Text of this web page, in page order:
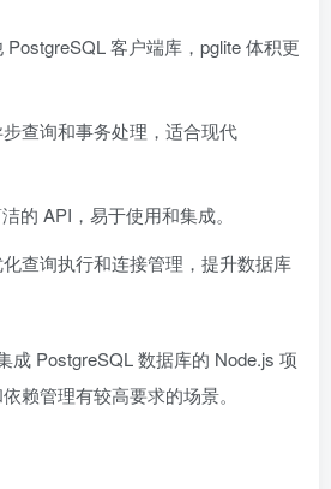
PostgreSQL 客户端库，pglite 体积更
步查询和事务处理，适合现代
的 API，易于使用和集成。
查询执行和连接管理，提升数据库
成 PostgreSQL 数据库的 Node.js 项
赖管理有较高要求的场景。